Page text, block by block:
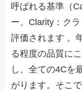
呼ばれる基準（
ー、Clarity：ク
評価されます 。
る程度の品質に
し、全ての4Cを
がります。そこ